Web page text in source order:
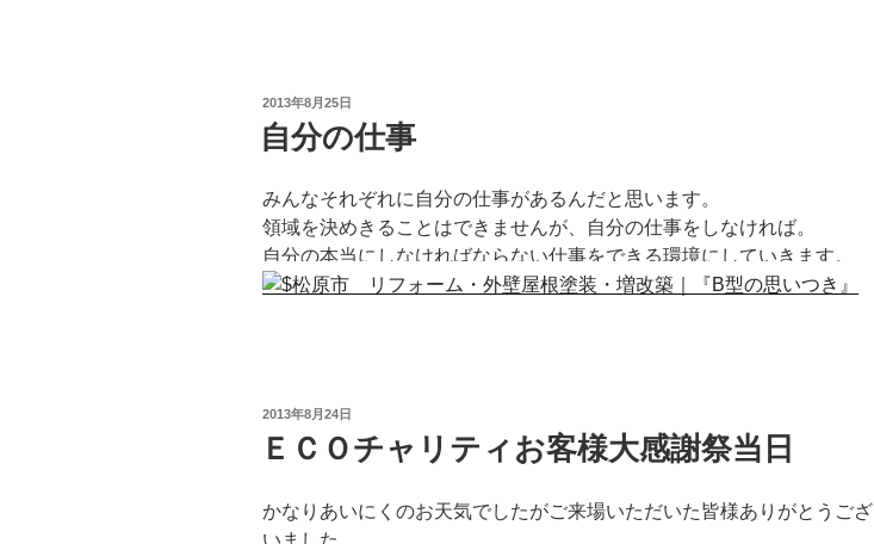
投
稿
日:
2013年8月25日
自分の仕事
みんなそれぞれに自分の仕事があるんだと思います。
領域を決めきることはできませんが、自分の仕事をしなければ。
自分の本当にしなければならない仕事をできる環境にしていきます。
投
日:
2013年8月24日
ＥＣＯチャリティお客様大感謝祭当日
かなりあいにくのお天気でしたがご来場いただいた皆様ありがとうござ
いました。